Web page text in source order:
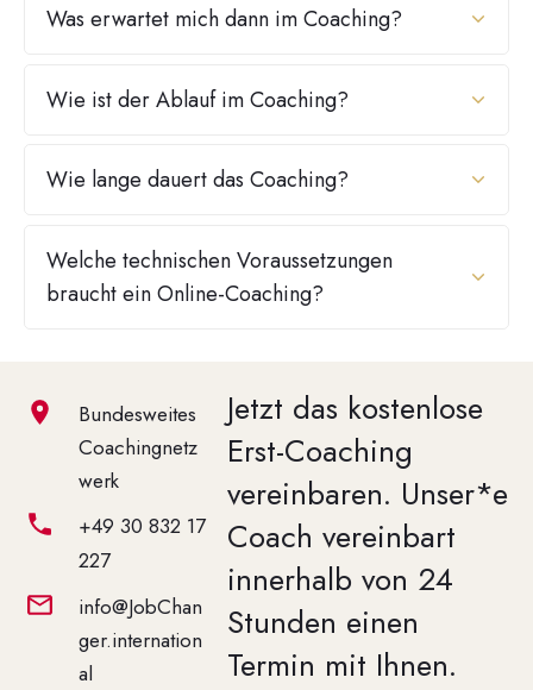
Was erwartet mich dann im Coaching?
Wie ist der Ablauf im Coaching?
Wie lange dauert das Coaching?
Welche technischen Voraussetzungen
braucht ein Online-Coaching?
Bundesweites
Coachingnetz
werk
+49 30 832 17
227
info@JobChan
ger.internation
al
Jetzt das kostenlose
Erst-Coaching
vereinbaren. Unser*e
Coach vereinbart
innerhalb von 24
Stunden einen
Termin mit Ihnen.